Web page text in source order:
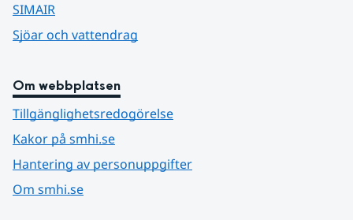
SIMAIR
Sjöar och vattendrag
Om webbplatsen
Tillgänglighetsredogörelse
Kakor på smhi.se
Hantering av personuppgifter
Om smhi.se